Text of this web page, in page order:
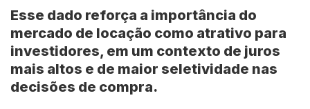
Esse dado reforça a importância do
mercado de locação como atrativo para
investidores, em um contexto de juros
mais altos e de maior seletividade nas
decisões de compra.